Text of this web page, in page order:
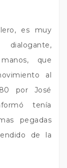
es muy
que
al
por José
tenía
pegadas
de la